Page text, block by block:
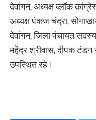
देवांगन, अध्यक्ष ब्लॉक
अध्यक्ष पंकज चंद्रा,
देवांगन, जिला पंचायत
महेंद्र श्रीवास, दीपक टंडन
उपस्थित रहे।